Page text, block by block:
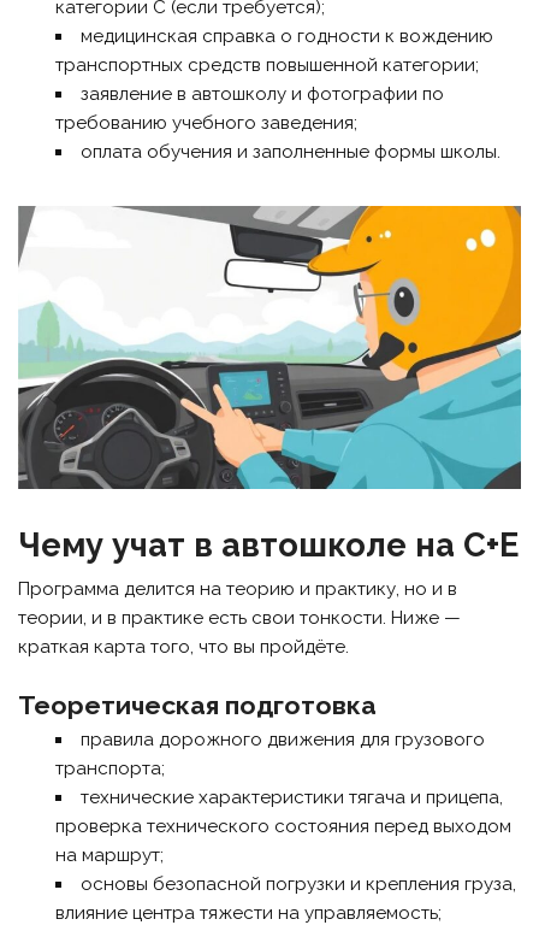
категории C (если требуется);
медицинская справка о годности к вождению
транспортных средств повышенной категории;
заявление в автошколу и фотографии по
требованию учебного заведения;
оплата обучения и заполненные формы школы.
Чему учат в автошколе на C+E
Программа делится на теорию и практику, но и в
теории, и в практике есть свои тонкости. Ниже —
краткая карта того, что вы пройдёте.
Теоретическая подготовка
правила дорожного движения для грузового
транспорта;
технические характеристики тягача и прицепа,
проверка технического состояния перед выходом
на маршрут;
основы безопасной погрузки и крепления груза,
влияние центра тяжести на управляемость;